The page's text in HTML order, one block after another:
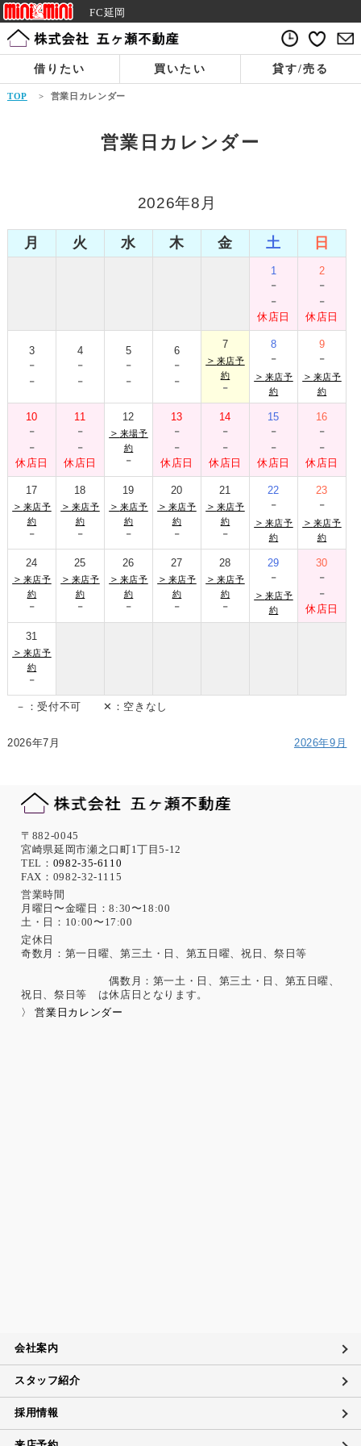
FC延岡
借りたい 買いたい 貸す/売る
TOP > 営業日カレンダー
営業日カレンダー
2026年8月
月 火 水 木 金 土 日
1
-
-
休店日
2
-
-
休店日
3
-
-
4
-
-
5
-
-
6
-
-
7
＞ 来店予
約
-
8
-
＞ 来店予
約
9
-
＞ 来店予
約
10
-
-
休店日
11
-
-
休店日
12
＞ 来場予
約
-
13
-
-
休店日
14
-
-
休店日
15
-
-
休店日
16
-
-
休店日
17
＞ 来店予
約
-
18
＞ 来店予
約
-
19
＞ 来店予
約
-
20
＞ 来店予
約
-
21
＞ 来店予
約
-
22
-
＞ 来店予
約
23
-
＞ 来店予
約
24
＞ 来店予
約
-
25
＞ 来店予
約
-
26
＞ 来店予
約
-
27
＞ 来店予
約
-
28
＞ 来店予
約
-
29
-
＞ 来店予
約
30
-
-
休店日
31
＞ 来店予
約
-
－：受付不可 ✕：空きなし
2026年7月 2026年9月
〒882-0045
宮崎県延岡市瀬之口町1丁目5-12
TEL： 0982-35-6110
FAX：0982-32-1115
営業時間
月曜日〜金曜日：8:30〜18:00
土・日：10:00〜17:00
定休日
奇数月：第一日曜、第三土・日、第五日曜、祝日、祭日等
偶数月：第一土・日、第三土・日、第五日曜、
祝日、祭日等 は休店日となります。
〉 営業日カレンダー
会社案内
スタッフ紹介
採用情報